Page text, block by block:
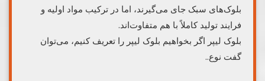
بلوک‌های سبک جای می‌گیرند، اما در ترکیب مواد اولیه و
فرایند تولید کاملاً با هم متفاوت‌اند.
بلوک لیپر اگر بخواهیم بلوک لیپر را تعریف کنیم، می‌توان
گفت نوع..